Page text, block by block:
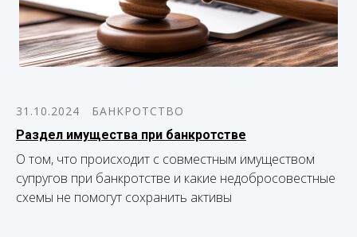
31.10.2024
БАНКРОТСТВО
Раздел имущества при банкротстве
О том, что происходит с совместным имуществом
супругов при банкротстве и какие недобросовестные
схемы не помогут сохранить активы